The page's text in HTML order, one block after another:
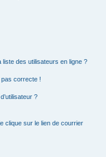
liste des utilisateurs en ligne ?
pas correcte !
?
clique sur le lien de courrier